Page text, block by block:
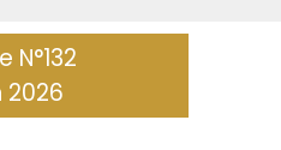
N°132
2026